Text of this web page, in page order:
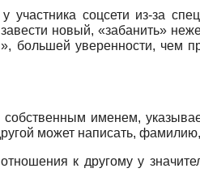
участника соцсети из-за
новый, «заба­нить»
большей уверенности, чем
именем,
может написать,
к другому у